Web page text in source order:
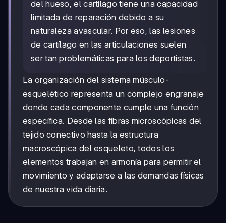
del hueso, el cartílago tiene una capacidad
limitada de reparación debido a su
naturaleza avascular. Por eso, las lesiones
de cartílago en las articulaciones suelen
ser tan problemáticas para los deportistas.
La organización del sistema músculo-
esquelético representa un complejo engranaje
donde cada componente cumple una función
específica. Desde las fibras microscópicas del
tejido conectivo hasta la estructura
macroscópica del esqueleto, todos los
elementos trabajan en armonía para permitir el
movimiento y adaptarse a las demandas físicas
de nuestra vida diaria.